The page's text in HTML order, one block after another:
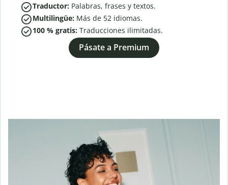
Traductor: Palabras, frases y textos.
Multilingüe: Más de 52 idiomas.
100 % gratis: Traducciones ilimitadas.
Pásate a Premium